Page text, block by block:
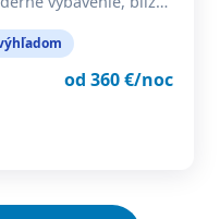
od 360 €/noc